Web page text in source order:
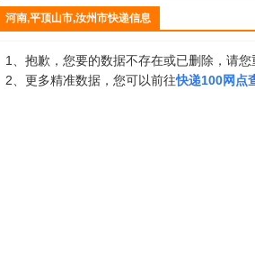
河南,平顶山市,汝州市快递信息
1、抱歉，您要的数据不存在或已删除，请您
2、更多精准数据，您可以前往快递100网点